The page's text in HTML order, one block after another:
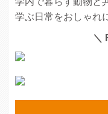
学ぶ日常をおしゃれ
＼